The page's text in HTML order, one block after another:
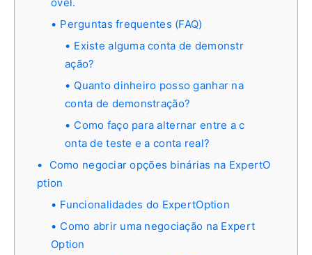
Perguntas frequentes (FAQ)
Existe alguma conta de demonstr
ação?
Quanto dinheiro posso ganhar na
conta de demonstração?
Como faço para alternar entre a c
onta de teste e a conta real?
Como negociar opções binárias na ExpertO
ption
Funcionalidades do ExpertOption
Como abrir uma negociação na Expert
Option